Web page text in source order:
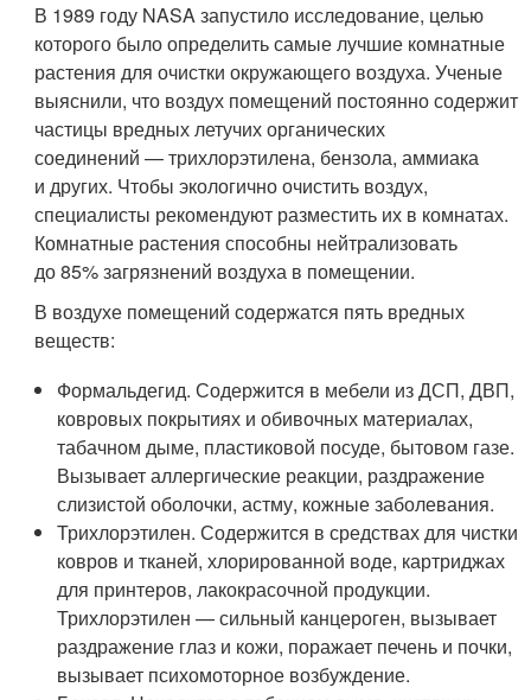
В 1989 году NASA запустило исследование, целью
которого было определить самые лучшие комнатные
растения для очистки окружающего воздуха. Ученые
выяснили, что воздух помещений постоянно содержит
частицы вредных летучих органических
соединений — трихлорэтилена, бензола, аммиака
и других. Чтобы экологично очистить воздух,
специалисты рекомендуют разместить их в комнатах.
Комнатные растения способны нейтрализовать
до 85% загрязнений воздуха в помещении.
В воздухе помещений содержатся пять вредных
веществ:
Формальдегид. Содержится в мебели из ДСП, ДВП,
ковровых покрытиях и обивочных материалах,
табачном дыме, пластиковой посуде, бытовом газе.
Вызывает аллергические реакции, раздражение
слизистой оболочки, астму, кожные заболевания.
Трихлорэтилен. Содержится в средствах для чистки
ковров и тканей, хлорированной воде, картриджах
для принтеров, лакокрасочной продукции.
Трихлорэтилен — сильный канцероген, вызывает
раздражение глаз и кожи, поражает печень и почки,
вызывает психомоторное возбуждение.